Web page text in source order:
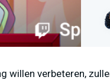
willen verbeteren,